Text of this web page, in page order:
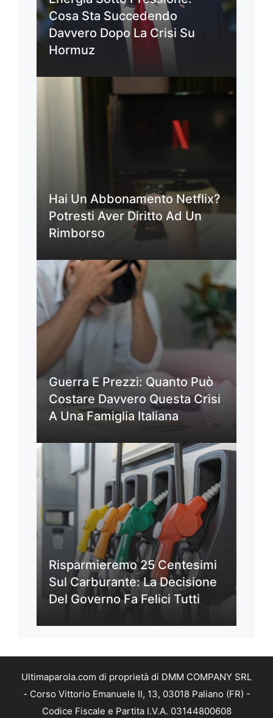
Cosa Sta Succedendo
Davvero Dopo La Crisi Su
Hormuz
Hai Un Abbonamento Netflix?
Potresti Aver Diritto Ad Un
Rimborso
Guerra E Prezzi: Quanto Può
Costare Davvero Questa Crisi
A Una Famiglia Italiana
Risparmieremo 25 Centesimi
Sul Carburante: La Decisione
Del Governo Fa Felici Tutti
Ultimaparola.com di proprietà di DMM COMPANY SRL
- Corso Vittorio Emanuele II, 13, 03018 Paliano (FR) -
Codice Fiscale e Partita I.V.A. 03144800608